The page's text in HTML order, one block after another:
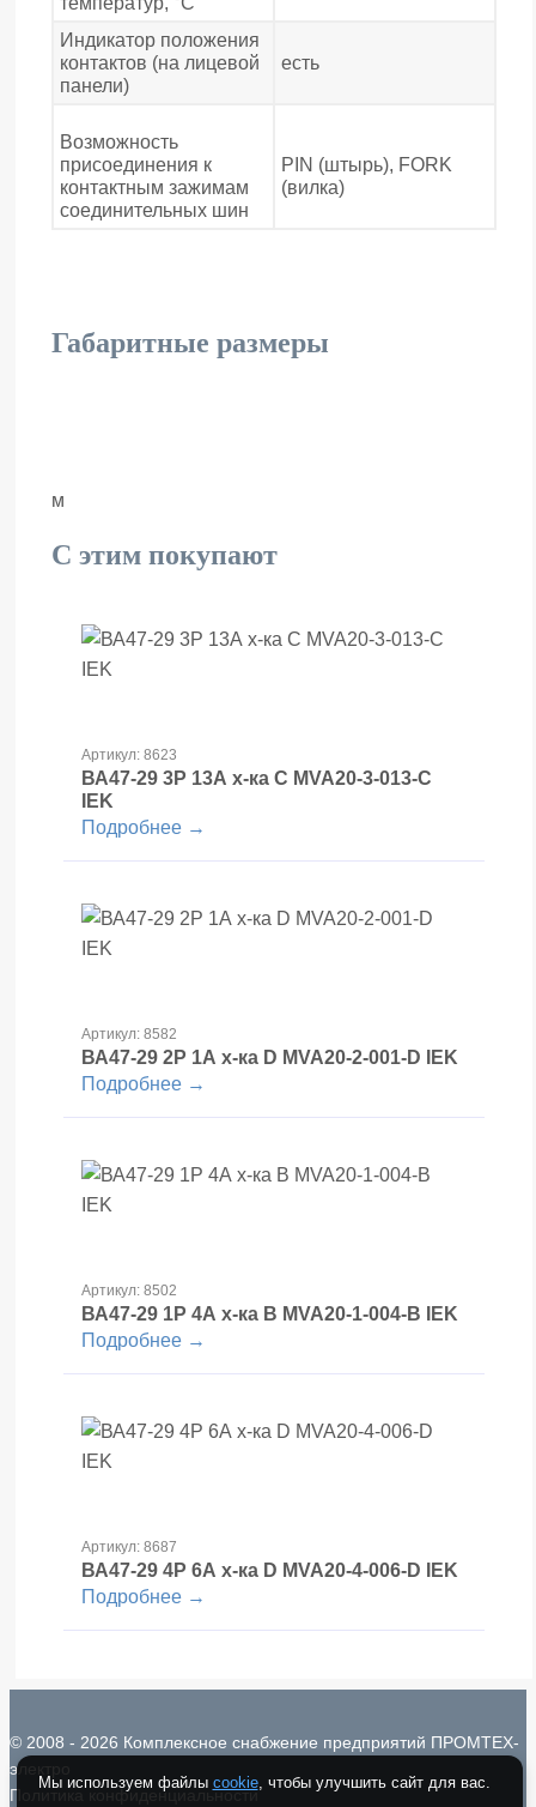
Индикатор положения
контактов (на лицевой
панели)
есть
Возможность
присоединения к
контактным зажимам
соединительных шин
PIN (штырь), FORK
(вилка)
Габаритные размеры
м
С этим покупают
Артикул: 8623
ВА47-29 3Р 13А х-ка С MVA20-3-013-С
IEK
Подробнее →
Артикул: 8582
ВА47-29 2Р 1А х-ка D MVA20-2-001-D IEK
Подробнее →
Артикул: 8502
ВА47-29 1Р 4А х-ка В MVA20-1-004-B IEK
Подробнее →
Артикул: 8687
ВА47-29 4Р 6А х-ка D MVA20-4-006-D IEK
Подробнее →
© 2008 - 2026 Комплексное снабжение предприятий ПРОМТЕХ-
электро
Политика конфиденциальности
Мы используем файлы cookie, чтобы улучшить сайт для вас.